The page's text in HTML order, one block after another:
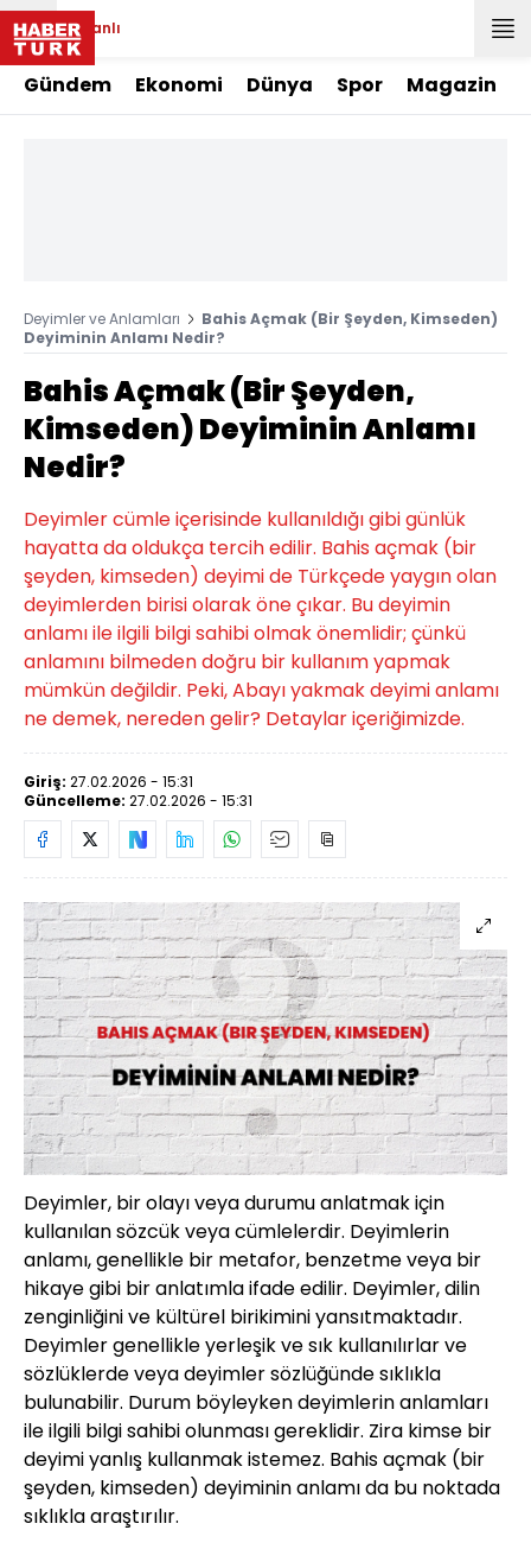
Canlı
Gündem Ekonomi Dünya Spor Magazin
Deyimler ve Anlamları
Bahis Açmak (Bir Şeyden, Kimseden)
Deyiminin Anlamı Nedir?
Bahis Açmak (Bir Şeyden,
Kimseden) Deyiminin Anlamı
Nedir?
Deyimler cümle içerisinde kullanıldığı gibi günlük
hayatta da oldukça tercih edilir. Bahis açmak (bir
şeyden, kimseden) deyimi de Türkçede yaygın olan
deyimlerden birisi olarak öne çıkar. Bu deyimin
anlamı ile ilgili bilgi sahibi olmak önemlidir; çünkü
anlamını bilmeden doğru bir kullanım yapmak
mümkün değildir. Peki, Abayı yakmak deyimi anlamı
ne demek, nereden gelir? Detaylar içeriğimizde.
Giriş: 27.02.2026 - 15:31
Güncelleme: 27.02.2026 - 15:31
Deyimler, bir olayı veya durumu anlatmak için
kullanılan sözcük veya cümlelerdir. Deyimlerin
anlamı, genellikle bir metafor, benzetme veya bir
hikaye gibi bir anlatımla ifade edilir. Deyimler, dilin
zenginliğini ve kültürel birikimini yansıtmaktadır.
Deyimler genellikle yerleşik ve sık kullanılırlar ve
sözlüklerde veya deyimler sözlüğünde sıklıkla
bulunabilir. Durum böyleyken deyimlerin anlamları
ile ilgili bilgi sahibi olunması gereklidir. Zira kimse bir
deyimi yanlış kullanmak istemez. Bahis açmak (bir
şeyden, kimseden) deyiminin anlamı da bu noktada
sıklıkla araştırılır.